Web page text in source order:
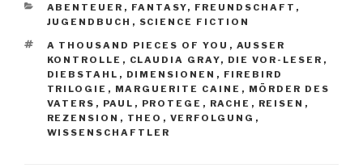
KATEGORIEN
ABENTEUER , FANTASY, FREUNDSCHAFT ,
JUGENDBUCH , SCIENCE FICTION
SCHLAGWÖRTER
A THOUSAND PIECES OF YOU , AUSSER K
ONTROLLE
, CLAUDIA GRAY, DIE VOR-LESER ,
DIEBSTAHL , DIMENSIONEN , FIREBIRD
TRILOGIE , MARGUERITE CAINE , MÖRDER DES
VATERS , PAUL , PROTEGE , RACHE , REISEN ,
REZENSION , THEO , VERFOLGUNG ,
WISSENSCHAFTLER